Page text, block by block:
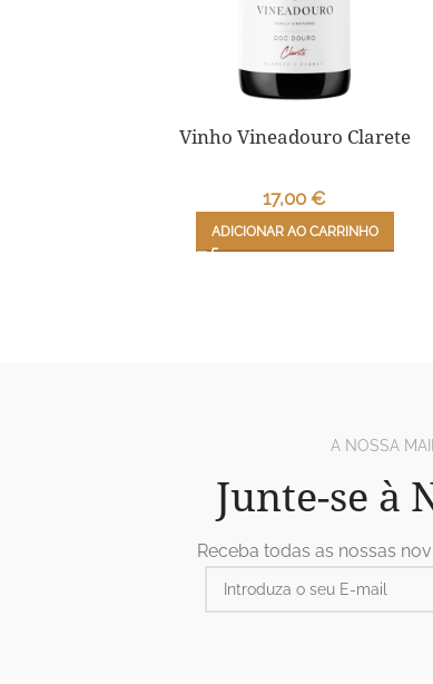
Vinho Vineadouro Clarete
17,00€
ADICIONAR AO CARRINHO
A NOSSA
Junte-se à
Receba todas as nossas